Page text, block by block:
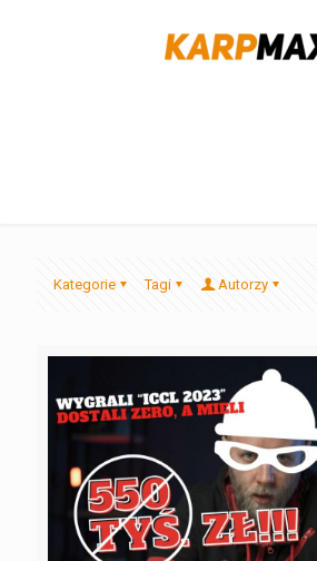
Kategorie Tagi Autorzy